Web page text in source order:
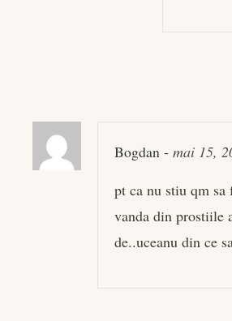
Bogdan - mai 15,
pt ca nu stiu qm sa
vanda din prostiile
de..uceanu din ce